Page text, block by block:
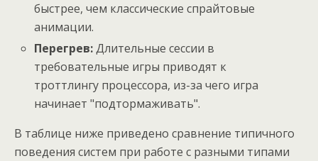
быстрее, чем классические спрайтовые
анимации.
Перегрев:Длительные сессии в
требовательные игры приводят к
троттлингу процессора, из-за чего игра
начинает "подтормаживать".
В таблице ниже приведено сравнение типичного
поведения систем при работе с разными типами